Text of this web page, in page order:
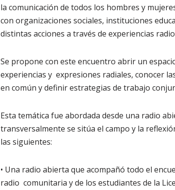
la comunicación de todos los hombres y
con organizaciones sociales, instituciones
distintas acciones a través de experiencias
Se propone con este encuentro abrir un
experiencias y expresiones radiales, conocer
en común y definir estrategias de trabajo
Esta temática fue abordada desde una radio
transversalmente se sitúa el campo y la
las siguientes:
• Una radio abierta que acompañó todo el
radio comunitaria y de los estudiantes de la